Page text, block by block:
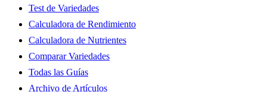
Test de Variedades
Calculadora de Rendimiento
Calculadora de Nutrientes
Comparar Variedades
Todas las Guías
Archivo de Artículos